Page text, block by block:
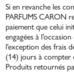
Si en revanche les
PARFUMS CARON
paiement que celui
engagées à
l’exception des frais
(14) jours à compter
Produits retournés